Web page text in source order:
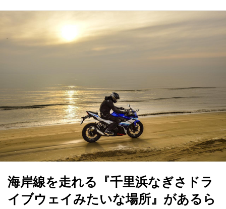
海岸線を走れる『千里浜なぎさドラ
イブウェイみたいな場所』があるら